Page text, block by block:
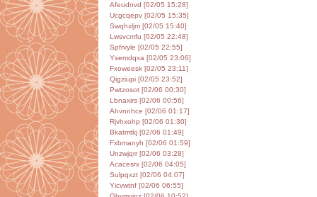
Afeudnvd [02/05 15:28]
Ucgcqepv [02/05 15:35]
Swqhxljm [02/05 15:40]
Lwsvcmfu [02/05 22:48]
Spfrvyle [02/05 22:55]
Ysemdqxa [02/05 23:06]
Fxoweesk [02/05 23:11]
Qigziupi [02/05 23:52]
Pwtzosot [02/06 00:30]
Lbnaxirs [02/06 00:56]
Ahvnnhce [02/06 01:17]
Rjvhxohp [02/06 01:30]
Bkatmtkj [02/06 01:49]
Fxbmanyh [02/06 01:59]
Unzwjqrr [02/06 03:28]
Acacesrx [02/06 04:05]
Sulpqxzt [02/06 04:07]
Yicvwtnf [02/06 06:55]